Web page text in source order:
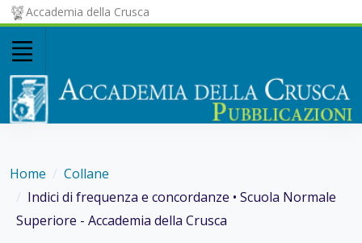
Accademia della Crusca
Home
Collane
Indici di frequenza e concordanze • Scuola Normale
Superiore - Accademia della Crusca